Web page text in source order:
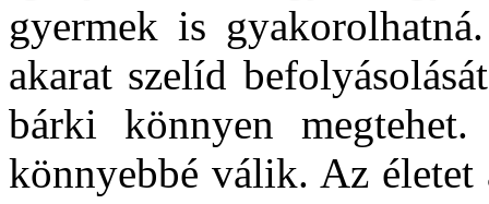
gyermek is
akarat szelíd
bárki könnyen
könnyebbé válik. Az életet